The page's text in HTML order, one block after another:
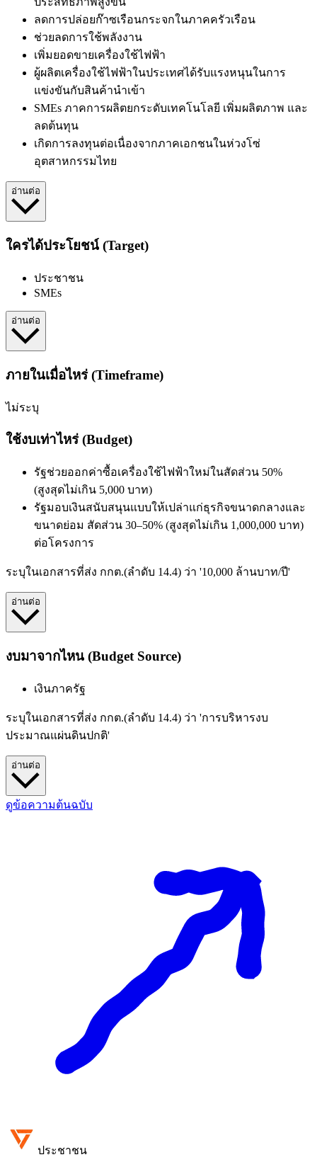
ลดการปล่อยก๊าซเรือนกระจกในภาคครัวเรือน
ช่วยลดการใช้พลังงาน
เพิ่มยอดขายเครื่องใช้ไฟฟ้า
ผู้ผลิตเครื่องใช้ไฟฟ้าในประเทศได้รับแรงหนุนในการ
แข่งขันกับสินค้านำเข้า
SMEs ภาคการผลิตยกระดับเทคโนโลยี เพิ่มผลิตภาพ และ
ลดต้นทุน
เกิดการลงทุนต่อเนื่องจากภาคเอกชนในห่วงโซ่
อุตสาหกรรมไทย
อ่านต่อ
ใครได้ประโยชน์ (Target)
ประชาชน
SMEs
อ่านต่อ
ภายในเมื่อไหร่ (Timeframe)
ไม่ระบุ
ใช้งบเท่าไหร่ (Budget)
รัฐช่วยออกค่าซื้อเครื่องใช้ไฟฟ้าใหม่ในสัดส่วน 50%
(สูงสุดไม่เกิน 5,000 บาท)
รัฐมอบเงินสนับสนุนแบบให้เปล่าแก่ธุรกิจขนาดกลางและ
ขนาดย่อม สัดส่วน 30–50% (สูงสุดไม่เกิน 1,000,000 บาท)
ต่อโครงการ
ระบุในเอกสารที่ส่ง กกต.(ลำดับ 14.4) ว่า '10,000 ล้านบาท/ปี'
อ่านต่อ
งบมาจากไหน (Budget Source)
เงินภาครัฐ
ระบุในเอกสารที่ส่ง กกต.(ลำดับ 14.4) ว่า 'การบริหารงบ
ประมาณแผ่นดินปกติ'
อ่านต่อ
ดูข้อความต้นฉบับ
ประชาชน